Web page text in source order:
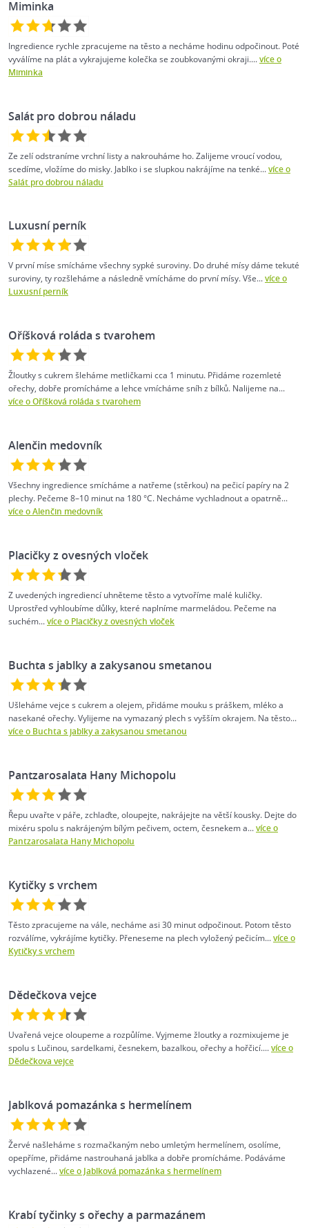
Miminka
Ingredience rychle zpracujeme na těsto a necháme hodinu odpočinout. Poté
vyválíme na plát a vykrajujeme kolečka se zoubkovanými okraji....více o
Miminka
Salát pro dobrou náladu
Ze zelí odstraníme vrchní listy a nakrouháme ho. Zalijeme vroucí vodou,
scedíme, vložíme do misky. Jablko i se slupkou nakrájíme na tenké...více o
Salát pro dobrou náladu
Luxusní perník
V první míse smícháme všechny sypké suroviny. Do druhé mísy dáme tekuté
suroviny, ty rozšleháme a následně vmícháme do první mísy. Vše...více o
Luxusní perník
Oříšková roláda s tvarohem
Žloutky s cukrem šleháme metličkami cca 1 minutu. Přidáme rozemleté
ořechy, dobře promícháme a lehce vmícháme sníh z bílků. Nalijeme na...
více o Oříšková roláda s tvarohem
Alenčin medovník
Všechny ingredience smícháme a natřeme (stěrkou) na pečicí papíry na 2
plechy. Pečeme 8–10 minut na 180 °C. Necháme vychladnout a opatrně...
více o Alenčin medovník
Placičky z ovesných vloček
Z uvedených ingrediencí uhněteme těsto a vytvoříme malé kuličky.
Uprostřed vyhloubíme důlky, které naplníme marmeládou. Pečeme na
suchém...více o Placičky z ovesných vloček
Buchta s jablky a zakysanou smetanou
Ušleháme vejce s cukrem a olejem, přidáme mouku s práškem, mléko a
nasekané ořechy. Vylijeme na vymazaný plech s vyšším okrajem. Na těsto...
více o Buchta s jablky a zakysanou smetanou
Pantzarosalata Hany Michopolu
Řepu uvařte v páře, zchlaďte, oloupejte, nakrájejte na větší kousky. Dejte do
mixéru spolu s nakrájeným bílým pečivem, octem, česnekem a...více o
Pantzarosalata Hany Michopolu
Kytičky s vrchem
Těsto zpracujeme na vále, necháme asi 30 minut odpočinout. Potom těsto
rozválíme, vykrájíme kytičky. Přeneseme na plech vyložený pečicím...více o
Kytičky s vrchem
Dědečkova vejce
Uvařená vejce oloupeme a rozpůlíme. Vyjmeme žloutky a rozmixujeme je
spolu s Lučinou, sardelkami, česnekem, bazalkou, ořechy a hořčicí....více o
Dědečkova vejce
Jablková pomazánka s hermelínem
Žervé našleháme s rozmačkaným nebo umletým hermelínem, osolíme,
opepříme, přidáme nastrouhaná jablka a dobře promícháme. Podáváme
vychlazené...více o Jablková pomazánka s hermelínem
Krabí tyčinky s ořechy a parmazánem